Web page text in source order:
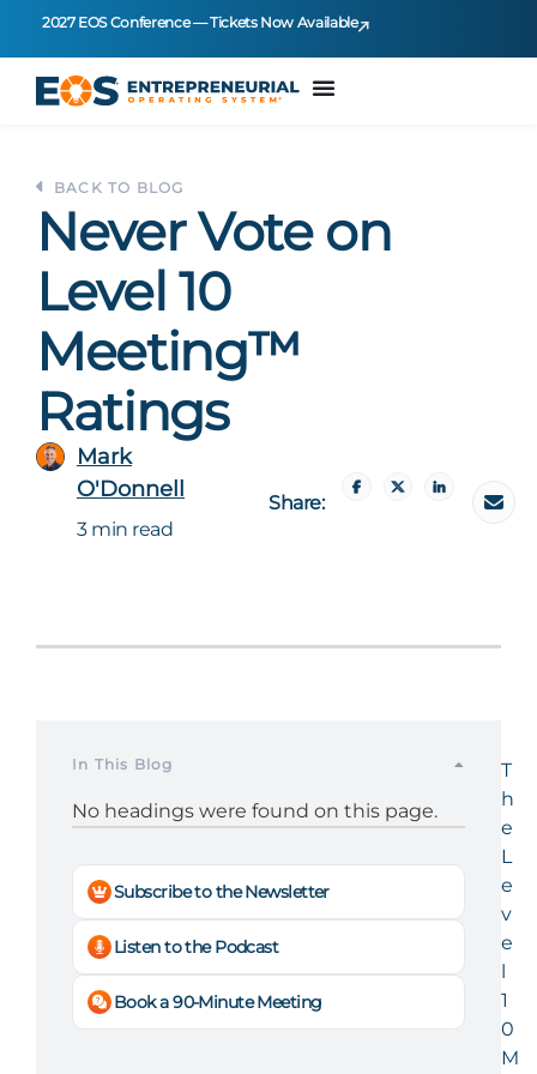
2027 EOS Conference — Tickets Now Available
BACK TO BLOG
Never Vote on
Level 10
Meeting™
Ratings
Mark
O'Donnell
3 min read
Share:
In This Blog
No headings were found on this page.
Subscribe to the Newsletter
Listen to the Podcast
Book a 90-Minute Meeting
T
h
e
L
e
v
e
l
1
0
M